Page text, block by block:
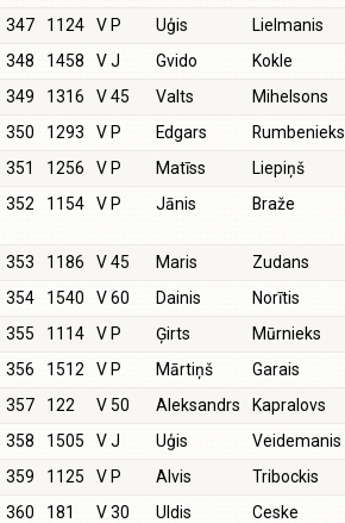
347
1124 V P Uģis Lielmanis
348
1458 V J Gvido Kokle
349
1316 V 45 Valts Mihelsons
350
1293 V P Edgars Rumbenieks
351
1256 V P Matīss Liepiņš
352
1154 V P Jānis Braže
353
1186 V 45 Maris Zudans
354
1540 V 60 Dainis Norītis
355
1114 V P Ģirts Mūrnieks
356
1512 V P Mārtiņš Garais
357
122 V 50 Aleksandrs Kapralovs
358
1505 V J Uģis Veidemanis
359
1125 V P Alvis Tribockis
360
181 V 30 Uldis Ceske